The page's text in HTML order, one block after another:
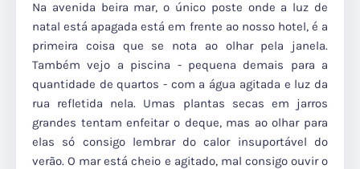
Na avenida beira mar, o único poste onde a luz de
natal está apagada está em frente ao nosso hotel, é a
primeira coisa que se nota ao olhar pela janela.
Também vejo a piscina - pequena demais para a
quantidade de quartos - com a água agitada e luz da
rua refletida nela. Umas plantas secas em jarros
grandes tentam enfeitar o deque, mas ao olhar para
elas só consigo lembrar do calor insuportável do
verão. O mar está cheio e agitado, mal consigo ouvir o